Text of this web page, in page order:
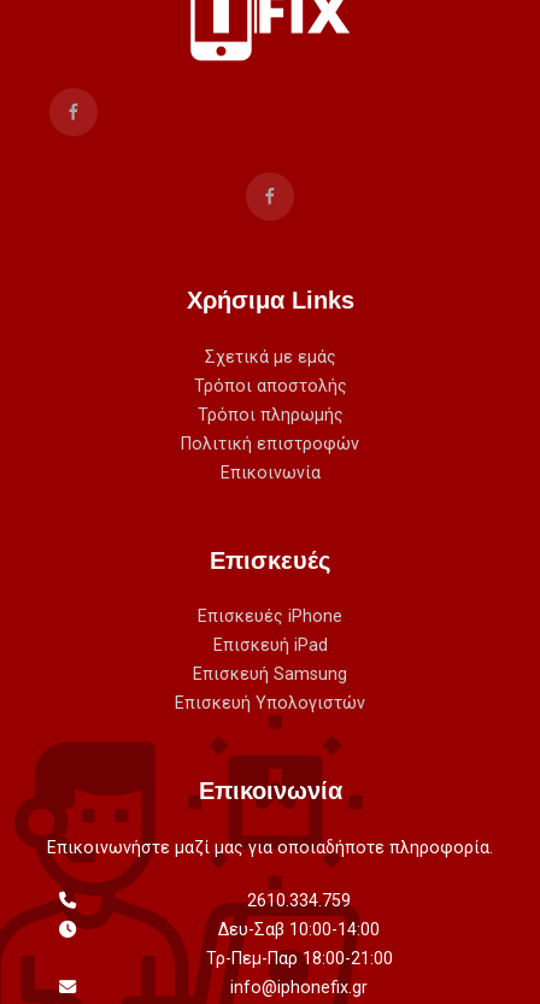
Χρήσιμα Links
Σχετικά με εμάς
Τρόποι αποστολής
Τρόποι πληρωμής
Πολιτική επιστροφών
Επικοινωνία
Επισκευές
Επισκευές iPhone
Επισκευή iPad
Επισκευή Samsung
Επισκευή Υπολογιστών
Επικοινωνία
Επικοινωνήστε μαζί μας για οποιαδήποτε πληροφορία.
2610.334.759
Δευ-Σαβ 10:00-14:00
Τρ-Πεμ-Παρ 18:00-21:00
info@iphonefix.gr